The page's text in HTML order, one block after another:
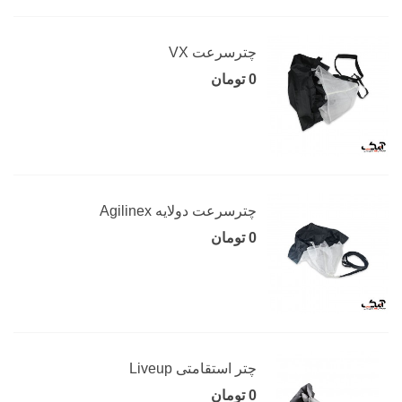
چترسرعت VX
0 تومان
چترسرعت دولایه Agilinex
0 تومان
چتر استقامتی Liveup
0 تومان